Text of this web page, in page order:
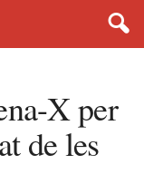
X per
de les